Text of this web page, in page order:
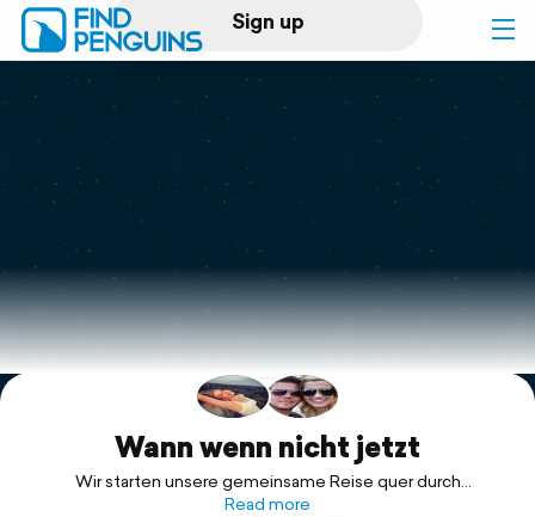
Sign up
Log in
Print a book
Flyover video
Explore
Support
Wann wenn nicht jetzt
Wir starten unsere gemeinsame Reise quer durch
Südostasien.
Read more